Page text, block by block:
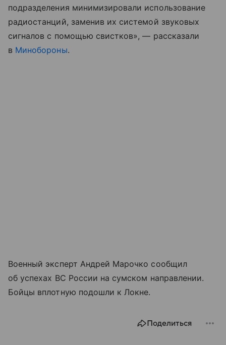
подразделения минимизировали использование
радиостанций, заменив их системой звуковых
сигналов с помощью свистков», — рассказали
в Минобороны.
Военный эксперт Андрей Марочко сообщил
об успехах ВС России на сумском направлении.
Бойцы вплотную подошли к Локне.
Поделиться